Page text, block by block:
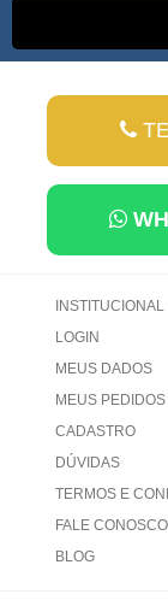
INSTITUCIONAL
LOGIN
MEUS DADOS
MEUS PEDIDOS
CADASTRO
DÚVIDAS
TERMOS E
FALE CONOSCO
BLOG